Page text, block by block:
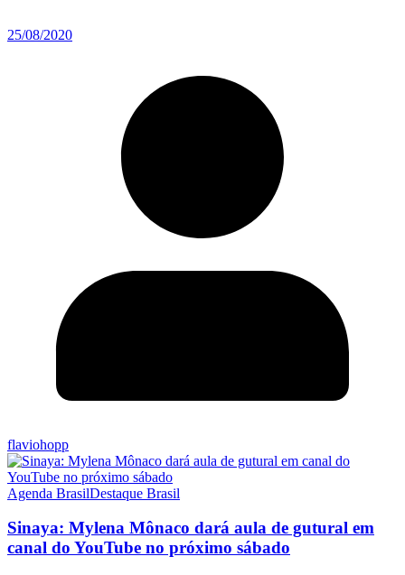
25/08/2020
flaviohopp
Agenda BrasilDestaque Brasil
Sinaya: Mylena Mônaco dará aula de gutural em
canal do YouTube no próximo sábado